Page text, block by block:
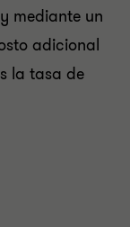
mediante un
adicional
la tasa de